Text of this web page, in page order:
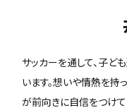
サッカーを通して、子
います。想いや情熱を持
が前向きに自信をつけて